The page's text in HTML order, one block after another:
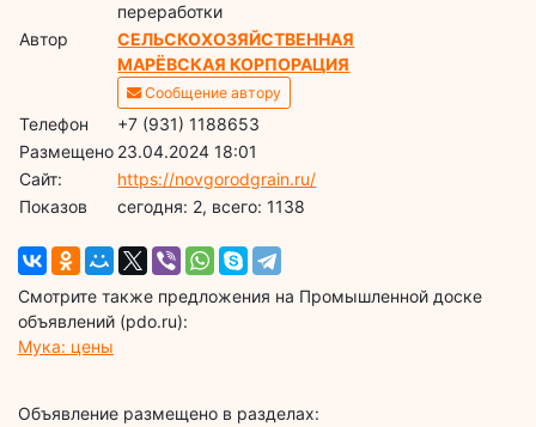
переработки
Автор
СЕЛЬСКОХОЗЯЙСТВЕННАЯ
МАРЁВСКАЯ КОРПОРАЦИЯ
Сообщение автору
Телефон
+7 (931) 1188653
Размещено 23.04.2024 18:01
Сайт:
https://novgorodgrain.ru/
Показов
cегодня: 2, всего: 1138
Смотрите также предложения на Промышленной доске
объявлений (pdo.ru):
Мука: цены
Объявление размещено в разделах: